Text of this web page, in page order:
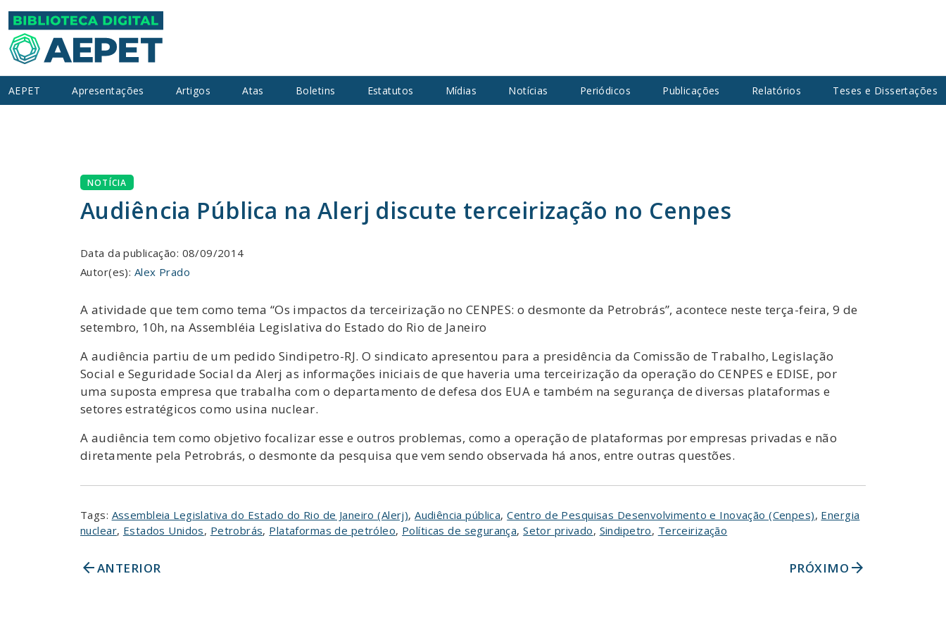
AEPET Apresentações Artigos Atas Boletins Estatutos Mídias Notícias Periódicos Publicações Relatórios Teses e Dissertações
NOTÍCIA
Audiência Pública na Alerj discute terceirização no Cenpes
Data da publicação: 08/09/2014
Autor(es): Alex Prado
A atividade que tem como tema “Os impactos da terceirização no CENPES: o desmonte da Petrobrás”, acontece neste terça-feira, 9 de
setembro, 10h, na Assembléia Legislativa do Estado do Rio de Janeiro
A audiência partiu de um pedido Sindipetro-RJ. O sindicato apresentou para a presidência da Comissão de Trabalho, Legislação
Social e Seguridade Social da Alerj as informações iniciais de que haveria uma terceirização da operação do CENPES e EDISE, por
uma suposta empresa que trabalha com o departamento de defesa dos EUA e também na segurança de diversas plataformas e
setores estratégicos como usina nuclear.
A audiência tem como objetivo focalizar esse e outros problemas, como a operação de plataformas por empresas privadas e não
diretamente pela Petrobrás, o desmonte da pesquisa que vem sendo observada há anos, entre outras questões.
Tags: Assembleia Legislativa do Estado do Rio de Janeiro (Alerj),Audiência pública,Centro de Pesquisas Desenvolvimento e Inovação (Cenpes), Energia
nuclear, Estados Unidos, Petrobrás, Plataformas de petróleo, Políticas de segurança,Setor privado, Sindipetro, Terceirização
arrow_backANTERIOR PRÓXIMO arrow_forward